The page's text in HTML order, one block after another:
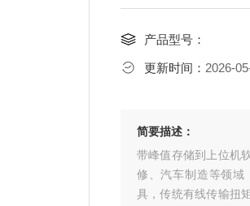
产品型号：
更新时间： 2026-
简要描述：
带峰值存储到上位机
修、汽车制造等领域
具，传统有线传输扭